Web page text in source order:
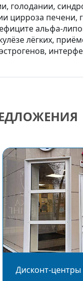
голодании,
цирроза печени,
альфа-
лёгких,
Дисконт-